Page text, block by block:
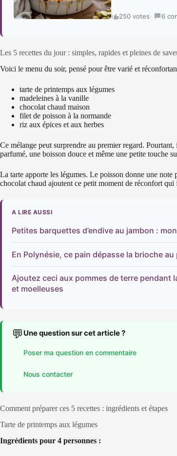
250 votes · 6
Les 5 recettes du jour : simples, rapides et pleines de
Voici le menu du soir, pensé pour être varié et
tarte de printemps aux légumes
madeleines à la vanille
chocolat chaud maison
filet de poisson à la normande
riz aux épices et aux herbes
Ce mélange peut surprendre au premier regard.
parfumé, une boisson douce et même une petite touche
La tarte apporte les légumes. Le poisson donne une
chocolat chaud ajoutent ce petit moment de réconfort
A LIRE AUSSI
Petites barquettes d’endive au jambon :
En Polynésie, ce pain dépasse la brioche
Ajoutez ceci aux pommes de terre
et moelleuses
💬 Une question sur cet article ?
Poser ma question en commentaire
Nous contacter
Comment préparer ces 5 recettes : ingrédients et étapes
Tarte de printemps aux légumes
Ingrédients pour 4 personnes :